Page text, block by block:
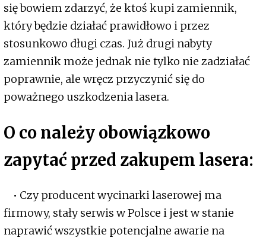
się bowiem zdarzyć, że ktoś kupi zamiennik,
który będzie działać prawidłowo i przez
stosunkowo długi czas. Już drugi nabyty
zamiennik może jednak nie tylko nie zadziałać
poprawnie, ale wręcz przyczynić się do
poważnego uszkodzenia lasera.
O co należy obowiązkowo
zapytać przed zakupem lasera:
• Czy producent wycinarki laserowej ma
firmowy, stały serwis w Polsce i jest w stanie
naprawić wszystkie potencjalne awarie na